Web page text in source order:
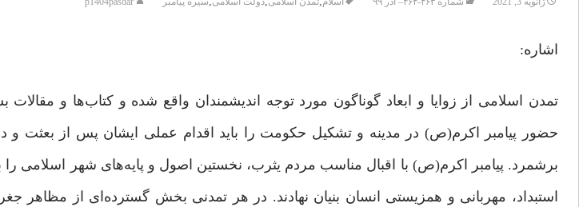
اشاره:
تمدن اسلامی از زوایا و ابعاد گوناگون مورد توجه اندیشمندان واقع شده و کتاب‌ها و مقالات
حضور پیامبر اکرم(ص) در مدینه و تشکیل حکومت را باید اقدام عملی ایشان پس از بعثت
برشمرد. پیامبر اکرم(ص) با اقبال مناسب مردم یثرب، نخستین اصول و پایه‌های شهر اسلامی
استبداد، مهربانی و همزیستی انسان بنیان نهادند. در هر تمدنی بخش گسترده‌ای از مظاهر